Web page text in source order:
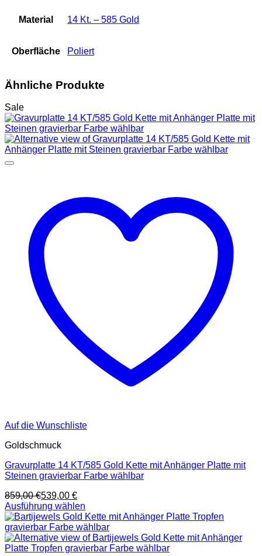
Material 14 Kt. – 585 Gold
Oberfläche Poliert
Ähnliche Produkte
Sale
Auf die Wunschliste
Goldschmuck
Gravurplatte 14 KT/585 Gold Kette mit Anhänger Platte mit
Steinen gravierbar Farbe wählbar
859,00€539,00 €
Ausführung wählen
Dieses
Produkt
weist
mehrere